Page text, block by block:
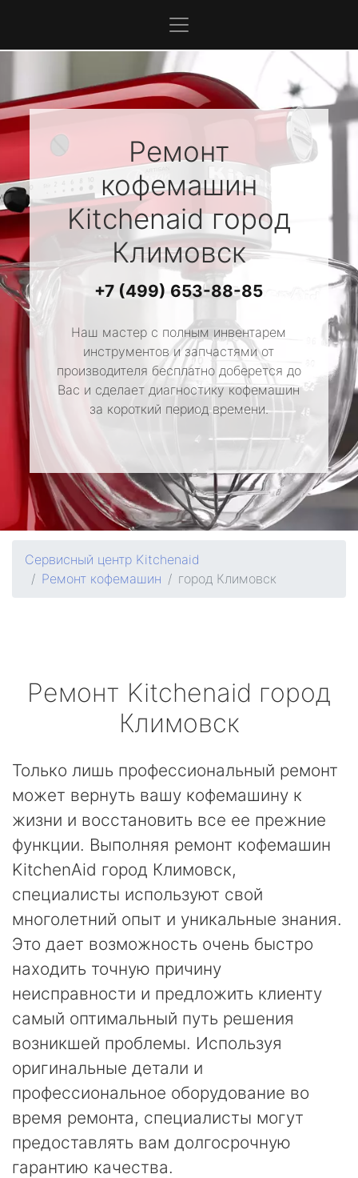
Ремонт
кофемашин
Kitchenaidгород
Климовск
+7 (499) 653-88-85
Наш мастер с полным инвентарем
инструментов и запчастями от
производителя бесплатно доберется до
Вас и сделает диагностику кофемашин
за короткий период времени.
Сервисный центр Kitchenaid
Ремонт кофемашин
город Климовск
Ремонт Kitchenaid город
Климовск
Только лишь профессиональный ремонт
может вернуть вашу кофемашину к
жизни и восстановить все ее прежние
функции. Выполняя ремонт кофемашин
KitchenAid город Климовск,
специалисты используют свой
многолетний опыт и уникальные знания.
Это дает возможность очень быстро
находить точную причину
неисправности и предложить клиенту
самый оптимальный путь решения
возникшей проблемы. Используя
оригинальные детали и
профессиональное оборудование во
время ремонта, специалисты могут
предоставлять вам долгосрочную
гарантию качества.